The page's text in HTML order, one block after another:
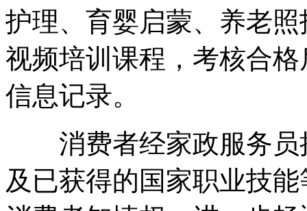
护理、育婴启蒙、养老
视频培训课程，考核合
信息记录。
消费者经家政服务员
及已获得的国家职业技